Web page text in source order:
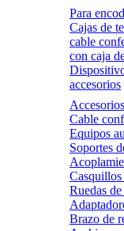
Para
Cajas de
cable
con caja
accesorios
Cable
Equipos
Soportes
Casquillos
Ruedas
Brazo de